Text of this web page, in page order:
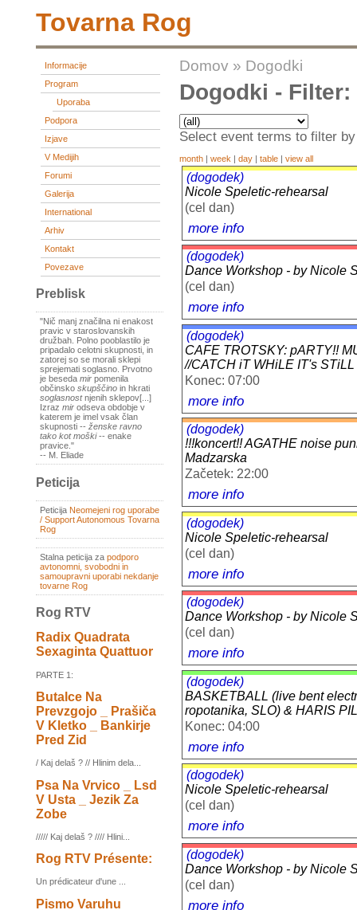
Tovarna Rog
Informacije
Program
Uporaba
Podpora
Izjave
V Medijih
Forumi
Galerija
International
Arhiv
Kontakt
Povezave
Preblisk
"Nič manj značilna ni enakost
pravic v staroslovanskih
družbah. Polno pooblastilo je
pripadalo celotni skupnosti, in
zatorej so se morali sklepi
sprejemati soglasno. Prvotno
je beseda mir pomenila
občinsko skupščino in hkrati
soglasnostnjenih sklepov[...]
Izraz mir odseva obdobje v
katerem je imel vsak član
skupnosti -- ženske ravno
tako kot moški-- enake
pravice."
-- M. Eliade
Peticija
Peticija Neomejeni rog uporabe
/ Support Autonomous Tovarna
Rog
Stalna peticija za podporo
avtonomni, svobodni in
samoupravni uporabi nekdanje
tovarne Rog
Rog RTV
Radix Quadrata
Sexaginta Quattuor
PARTE 1:
Butalce Na
Prevzgojo _ Prašiča
V Kletko _ Bankirje
Pred Zid
/ Kaj delaš ? // Hlinim dela...
Psa Na Vrvico _ Lsd
V Usta _ Jezik Za
Zobe
///// Kaj delaš ? //// Hlini...
Rog RTV Présente:
Un prédicateur d'une ...
Pismo Varuhu
Domov » Dogodki
Dogodki - Filter:
Select event terms to filter by
month | week | day | table | view all
(dogodek)
Nicole Speletic-rehearsal
(cel dan)
more info
(dogodek)
Dance Workshop - by Nicole
(cel dan)
more info
(dogodek)
CAFE TROTSKY: pARTY!!
//CATCH iT WHiLE IT's
Konec: 07:00
more info
(dogodek)
!!!koncert!! AGATHE noise
Madzarska
Začetek: 22:00
more info
(dogodek)
Nicole Speletic-rehearsal
(cel dan)
more info
(dogodek)
Dance Workshop - by Nicole
(cel dan)
more info
(dogodek)
BASKETBALL (live bent
ropotanika, SLO) & HARIS
Konec: 04:00
more info
(dogodek)
Nicole Speletic-rehearsal
(cel dan)
more info
(dogodek)
Dance Workshop - by Nicole
(cel dan)
more info